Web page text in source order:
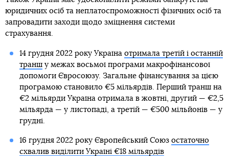
юридичних осіб та неплатоспроможності фізичних осіб та
запровадити заходи щодо зміцнення системи
страхування.
14 грудня 2022 року Україна отримала третій і останній
траншу межах восьмої програми макрофінансової
допомоги Євросоюзу. Загальне фінансування за цією
програмою становило €5 мільярдів. Перший транш на
€2 мільярди Україна отримала в жовтні, другий — €2,5
мільярда — у листопаді, а третій — €500 мільйонів — у
грудні.
16 грудня 2022 року Європейський Союз остаточно
схвалив виділити Україні €18 мільярдів